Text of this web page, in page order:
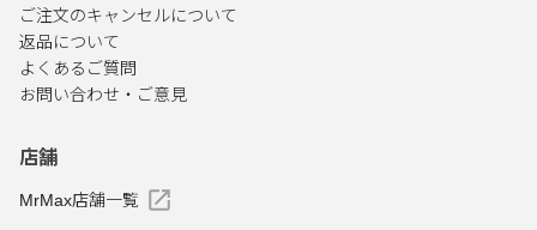
ご注文のキャンセルについて
返品について
よくあるご質問
お問い合わせ・ご意見
店舗
MrMax店舗一覧